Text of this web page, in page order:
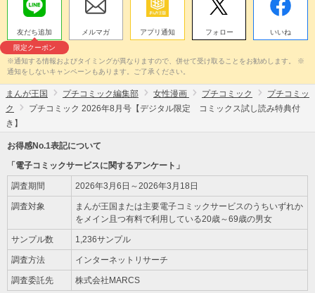
友だち追加
限定クーポン
メルマガ アプリ通知 フォロー いいね
※通知する情報およびタイミングが異なりますので、併せて受け取ることをお勧めします。 ※
通知をしないキャンペーンもあります。ご了承ください。
まんが王国 プチコミック編集部 女性漫画 プチコミック
プチコミッ
ク
プチコミック 2026年8月号【デジタル限定 コミックス試し読み特典付
き】
お得感No.1表記について
「電子コミックサービスに関するアンケート」
調査期間 2026年3月6日～2026年3月18日
調査対象
まんが王国または主要電子コミックサービスのうちいずれか
をメイン且つ有料で利用している20歳～69歳の男女
サンプル数 1,236サンプル
調査方法 インターネットリサーチ
調査委託先 株式会社MARCS